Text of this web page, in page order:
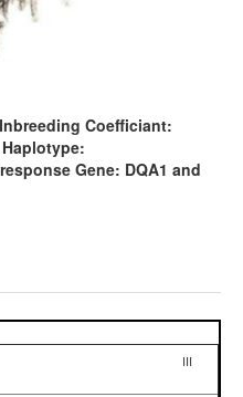
Coefficiant:
Gene: DQA1 and
III